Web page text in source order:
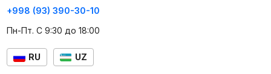
+998 (93) 390-30-10
Пн-Пт. С 9:30 до 18:00
RU UZ